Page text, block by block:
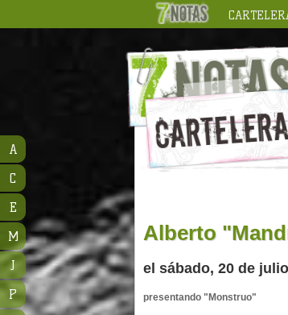
Alberto
el sábado, 20 de
presentando "Monstruo"
A
C
E
M
J
P